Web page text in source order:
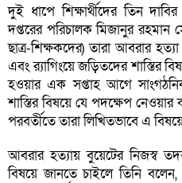
দুই ধাপে শিক্ষার্থীদের তিন দাবির
দপ্তরের পরিচালক মিজানুর রহমান
ছাত্র-শিক্ষকদের) তারা আবরার
এবং র‌্যাগিংয়ে জড়িতদের শাস্তির
হওয়ার এক সপ্তাহ আগে
শাস্তির বিষয়ে যে পদক্ষেপ
পরবর্তীতে তারা লিখিতভাবে এ
আবরার হত্যায় বুয়েটের নিজস্ব
বিষয়ে জানতে চাইলে তিনি